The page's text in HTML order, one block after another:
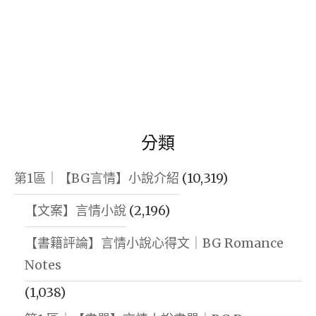
分類
第1區｜【BG言情】小說介紹 (10,319)
【文案】言情小說 (2,196)
【書籍評論】言情小說心得文｜BG Romance
Notes
(1,038)